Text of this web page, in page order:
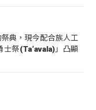
典，現今配合族人工
祭(Ta‘avala)」凸顯